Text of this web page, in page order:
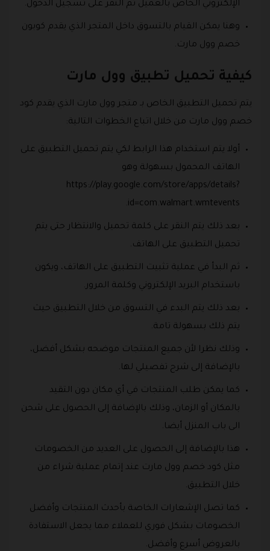
الإلكتروني الخاص بالعميل ثم النقر على تسجيل الدخول.
وهنا يمكن القيام بالتسوق داخل المتجر الذي يقدم كوبون
خصم وول مارت.
كيفية تحميل تطبيق وول مارت
يتم تحميل التطبيق الخاص بـ متجر وول مارت الذي يقدم كود
خصم وول مارت من خلال اتباع الخطوات التالية:
أولا يتم استخدام هذا الرابط لكي يتم تحميل التطبيق على
الهاتف المحمول بسهولة وهو
https://play.google.com/store/apps/details?
id=com.walmart.wmtevents.
بعد ذلك يتم النقر على كلمة تحميل والانتظار حتى يتم
تحميل التطبيق على الهاتف.
ثم البدأ في عملية تثبيت التطبيق على الهاتف، ويكون
باستخدام البريد الإلكتروني وكلمة المرور.
بعد ذلك يتم البدء في التسوق من خلال التطبيق حيث
يتم ذلك بسهولة تامة.
وذلك نظرا لأن جميع المنتجات موضحه بشكل أفضل،
بالإضافة إلى شرح تفصيلي لها.
كما يمكن طلب المنتجات في أي مكان دون التقيد
بالمكان أو الزمان، وذلك بالإضافة إلى الحصول على شحن
الى باب المنزل أيضا.
هذا بالإضافة إلى الحصول على العديد من الخصومات
مثل كود خصم وول مارت عند إتمام عملية شراء من
خلال التطبيق.
كما تصل الإشعارات الخاصة بأحدث المنتجات وأفضل
الخصومات بشكل فوري للعملاء مما يجعل الاستفادة
بالعروض أسرع وأفضل.